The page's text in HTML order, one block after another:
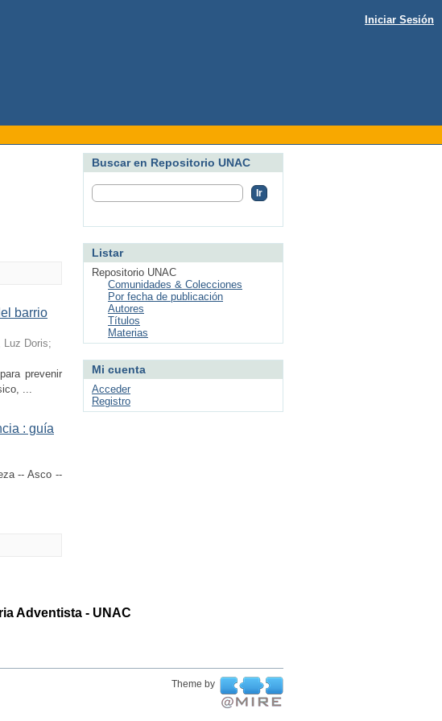
Iniciar Sesión
barrio
Luz Doris;
prevenir
...
: guía
-- Asco --
Buscar en Repositorio UNAC
Listar
Repositorio UNAC
Comunidades & Colecciones
Por fecha de publicación
Autores
Títulos
Materias
Mi cuenta
Acceder
Registro
Adventista - UNAC
Theme by